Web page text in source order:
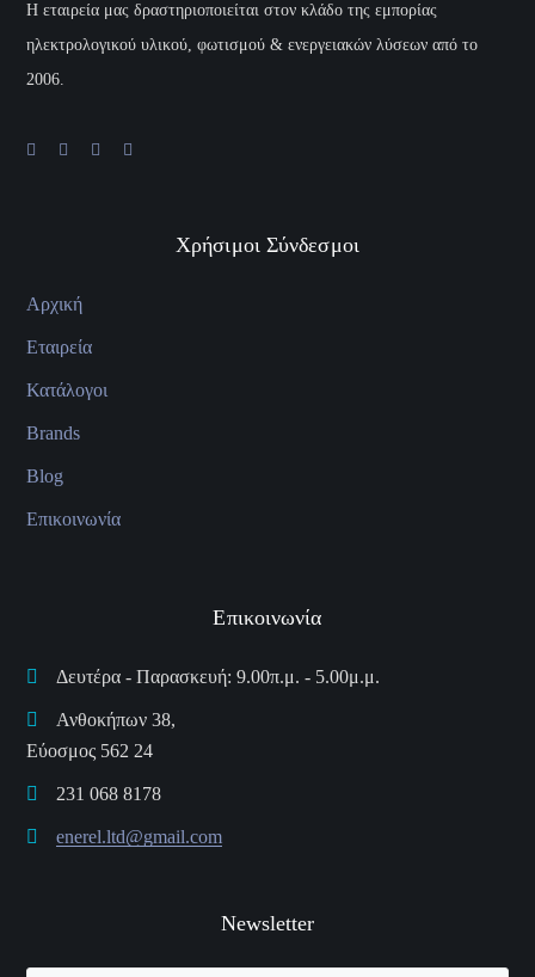
H εταιρεία μας δραστηριοποιείται στον κλάδο της εμπορίας
ηλεκτρολογικού υλικού, φωτισμού & ενεργειακών λύσεων από το
2006.
Χρήσιμοι Σύνδεσμοι
Αρχική
Εταιρεία
Κατάλογοι
Brands
Blog
Επικοινωνία
Επικοινωνία
Δευτέρα - Παρασκευή: 9.00π.μ. - 5.00μ.μ.
Ανθοκήπων 38,
Εύοσμος 562 24
231 068 8178
enerel.ltd@gmail.com
Newsletter